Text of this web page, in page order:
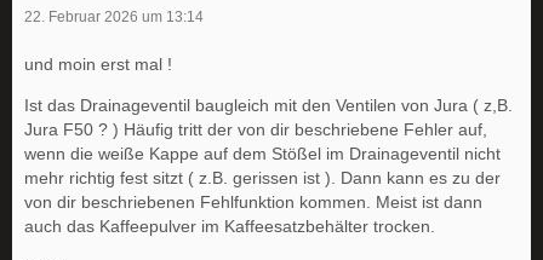
22. Februar 2026 um 13:14
und moin erst mal !
Ist das Drainageventil baugleich mit den Ventilen von Jura ( z,B.
Jura F50 ? ) Häufig tritt der von dir beschriebene Fehler auf,
wenn die weiße Kappe auf dem Stößel im Drainageventil nicht
mehr richtig fest sitzt ( z.B. gerissen ist ). Dann kann es zu der
von dir beschriebenen Fehlfunktion kommen. Meist ist dann
auch das Kaffeepulver im Kaffeesatzbehälter trocken.